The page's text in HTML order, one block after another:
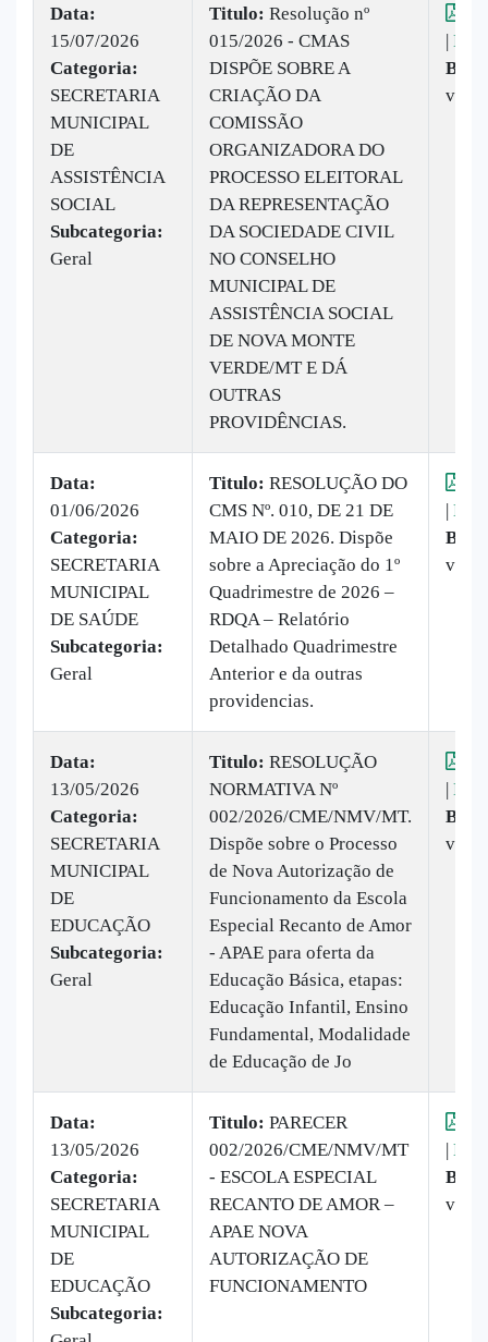
Data:
15/07/2026
Categoria:
SECRETARIA
MUNICIPAL
DE
ASSISTÊNCIA
SOCIAL
Subcategoria:
Geral
Titulo: Resolução nº
015/2026 - CMAS
DISPÕE SOBRE A
CRIAÇÃO DA
COMISSÃO
ORGANIZADORA DO
PROCESSO ELEITORAL
DA REPRESENTAÇÃO
DA SOCIEDADE CIVIL
NO CONSELHO
MUNICIPAL DE
ASSISTÊNCIA SOCIAL
DE NOVA MONTE
VERDE/MT E DÁ
OUTRAS
PROVIDÊNCIAS.
|
vezes
Data:
01/06/2026
Categoria:
SECRETARIA
MUNICIPAL
DE SAÚDE
Subcategoria:
Geral
Titulo: RESOLUÇÃO DO
CMS Nº. 010, DE 21 DE
MAIO DE 2026. Dispõe
sobre a Apreciação do 1º
Quadrimestre de 2026 –
RDQA – Relatório
Detalhado Quadrimestre
Anterior e da outras
providencias.
|
vez
Data:
13/05/2026
Categoria:
SECRETARIA
MUNICIPAL
DE
EDUCAÇÃO
Subcategoria:
Geral
Titulo: RESOLUÇÃO
NORMATIVA Nº
002/2026/CME/NMV/MT.
Dispõe sobre o Processo
de Nova Autorização de
Funcionamento da Escola
Especial Recanto de Amor
- APAE para oferta da
Educação Básica, etapas:
Educação Infantil, Ensino
Fundamental, Modalidade
de Educação de Jo
|
vezes
Data:
13/05/2026
Categoria:
SECRETARIA
MUNICIPAL
DE
EDUCAÇÃO
Subcategoria:
Titulo: PARECER
002/2026/CME/NMV/MT
- ESCOLA ESPECIAL
RECANTO DE AMOR –
APAE NOVA
AUTORIZAÇÃO DE
FUNCIONAMENTO
|
vezes